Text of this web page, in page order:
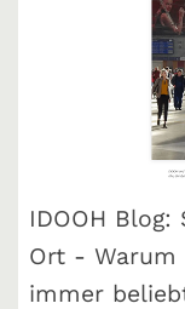
IDOOH
Ort - Warum
immer